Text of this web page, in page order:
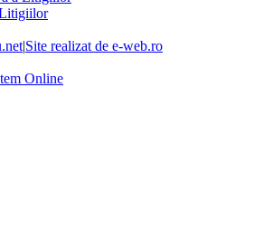
|Site realizat de e-web.ro
Online